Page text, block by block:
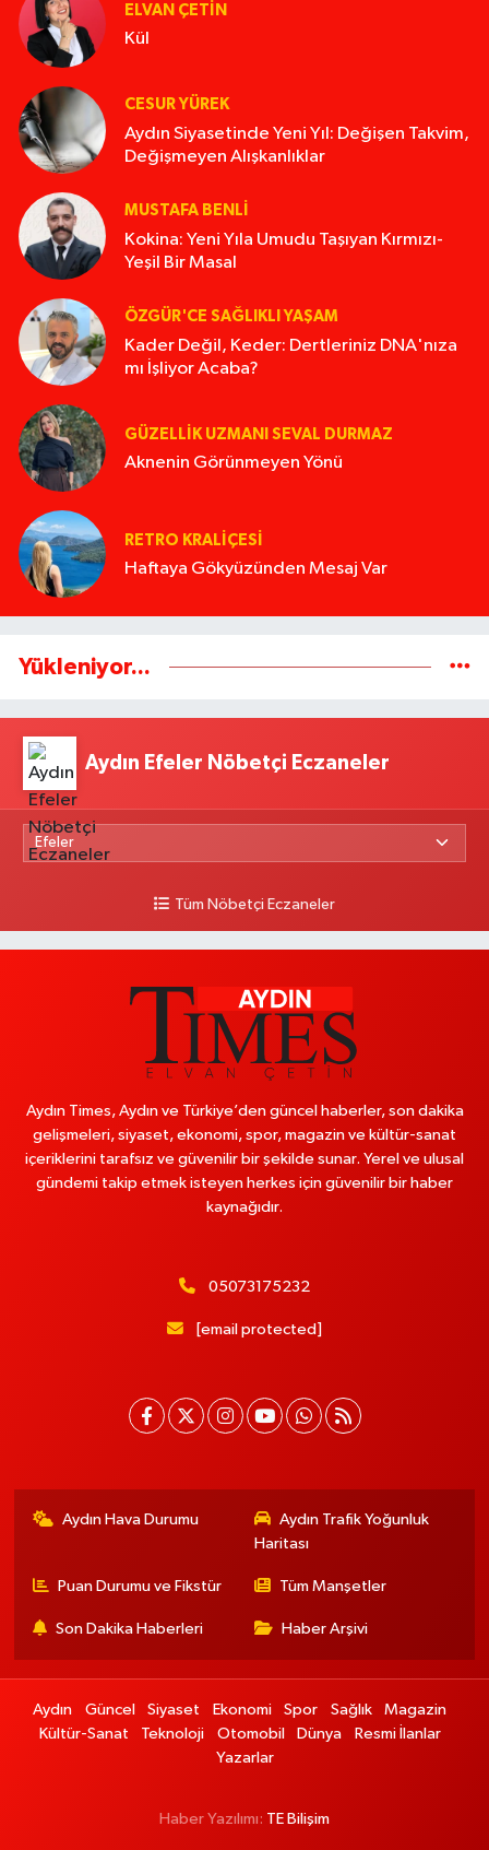
ELVAN ÇETIN
Kül
CESUR YÜREK
Aydın Siyasetinde Yeni Yıl: Değişen Takvim,
Değişmeyen Alışkanlıklar
MUSTAFA BENLI
Kokina: Yeni Yıla Umudu Taşıyan Kırmızı-
Yeşil Bir Masal
ÖZGÜR'CE SAĞLIKLI YAŞAM
Kader Değil, Keder: Dertleriniz DNA'nıza
mı İşliyor Acaba?
GÜZELLIK UZMANI SEVAL DURMAZ
Aknenin Görünmeyen Yönü
RETRO KRALIÇESI
Haftaya Gökyüzünden Mesaj Var
Yükleniyor...
Aydın Efeler Nöbetçi Eczaneler
Tüm Nöbetçi Eczaneler
Aydın Times, Aydın ve Türkiye’den güncel haberler, son dakika
gelişmeleri, siyaset, ekonomi, spor, magazin ve kültür-sanat
içeriklerini tarafsız ve güvenilir bir şekilde sunar. Yerel ve ulusal
gündemi takip etmek isteyen herkes için güvenilir bir haber
kaynağıdır.
05073175232
[email protected]
Aydın Hava Durumu
Aydın Trafik Yoğunluk
Haritası
Puan Durumu ve Fikstür Tüm Manşetler
Son Dakika Haberleri Haber Arşivi
Aydın Güncel Siyaset Ekonomi Spor Sağlık
Magazin
Kültür-Sanat
Teknoloji Otomobil Dünya
Resmi İlanlar
Yazarlar
Haber Yazılımı: TE Bilişim